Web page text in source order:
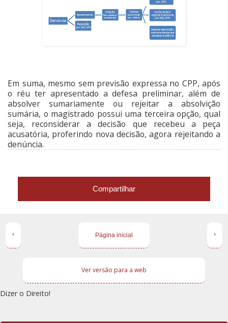
Em suma, mesmo sem previsão expressa no CPP, após
o réu ter apresentado a defesa preliminar, além de
absolver sumariamente ou rejeitar a absolvição
sumária, o magistrado possui uma terceira opção, qual
seja, reconsiderar a decisão que recebeu a peça
acusatória, proferindo nova decisão, agora rejeitando a
denúncia.
Compartilhar
‹ ›
Página inicial
Ver versão para a web
Dizer o Direito!